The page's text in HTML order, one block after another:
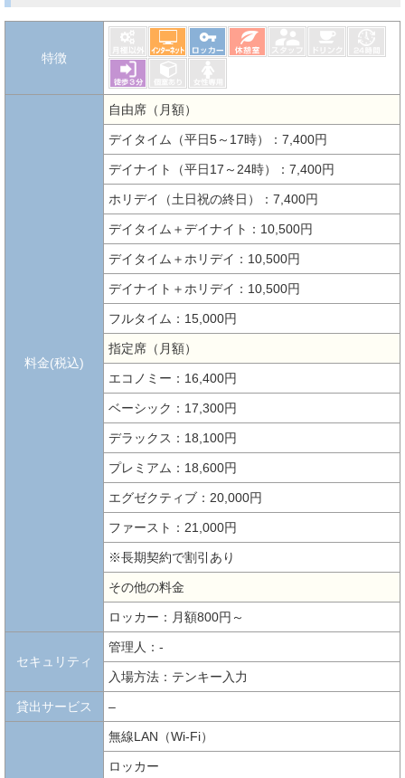
特徴
料金(税込)
自由席（月額）
デイタイム（平日5～17時）：7,400円
デイナイト（平日17～24時）：7,400円
ホリデイ（土日祝の終日）：7,400円
デイタイム＋デイナイト：10,500円
デイタイム＋ホリデイ：10,500円
デイナイト＋ホリデイ：10,500円
フルタイム：15,000円
指定席（月額）
エコノミー：16,400円
ベーシック：17,300円
デラックス：18,100円
プレミアム：18,600円
エグゼクティブ：20,000円
ファースト：21,000円
※長期契約で割引あり
その他の料金
ロッカー：月額800円～
セキュリティ
管理人：-
入場方法：テンキー入力
貸出サービス –
無線LAN（Wi-Fi）
ロッカー